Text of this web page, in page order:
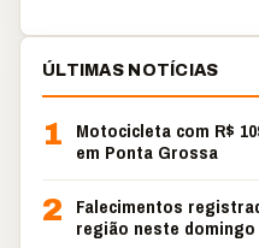
ÚLTIMAS NOTÍCIAS
1
Motocicleta com R$
em Ponta Grossa
2
Falecimentos
região neste domingo